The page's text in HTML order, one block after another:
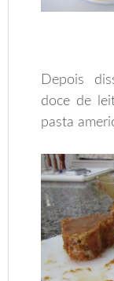
Depois
doce de
pasta